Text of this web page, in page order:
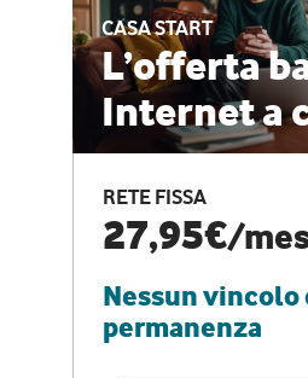
CASA START
L’offerta
Internet a
RETE FISSA
27,95€/
Nessun vincolo
permanenza
ESCLUSIVA
CASA PRO
RETE FISSA +
29,95€